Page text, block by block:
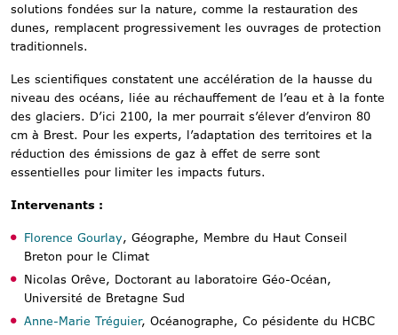
solutions fondées sur la nature, comme la restauration des
dunes, remplacent progressivement les ouvrages de protection
traditionnels.
Les scientifiques constatent une accélération de la hausse du
niveau des océans, liée au réchauffement de l’eau et à la fonte
des glaciers. D’ici 2100, la mer pourrait s’élever d’environ 80
cm à Brest. Pour les experts, l’adaptation des territoires et la
réduction des émissions de gaz à effet de serre sont
essentielles pour limiter les impacts futurs.
Intervenants :
Florence Gourlay, Géographe, Membre du Haut Conseil
Breton pour le Climat
Nicolas Orêve, Doctorant au laboratoire Géo-Océan,
Université de Bretagne Sud
Anne-Marie Tréguier, Océanographe, Co pésidente du HCBC